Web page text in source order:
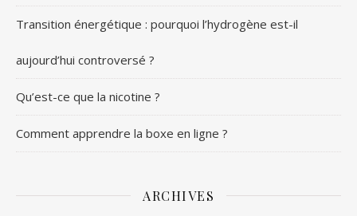
Transition énergétique : pourquoi l’hydrogène est-il
aujourd’hui controversé ?
Qu’est-ce que la nicotine ?
Comment apprendre la boxe en ligne ?
ARCHIVES